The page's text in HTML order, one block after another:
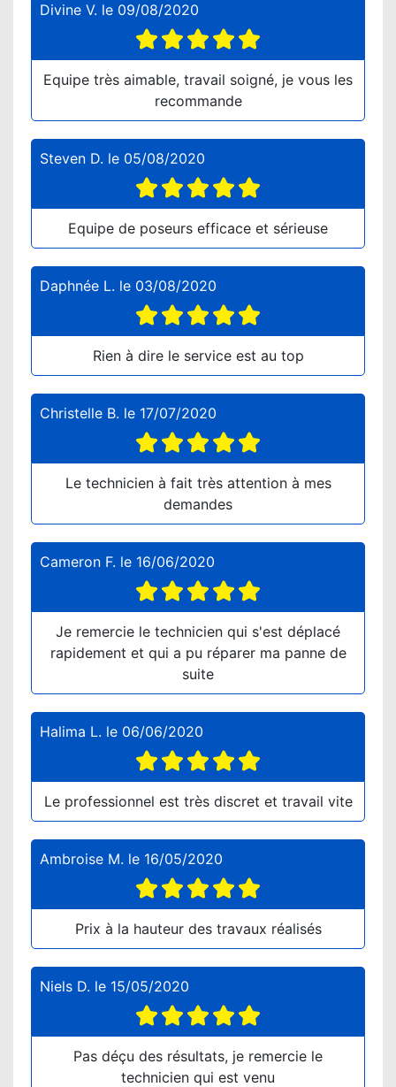
Divine V. le 09/08/2020
Equipe très aimable, travail soigné, je vous les
recommande
Steven D. le 05/08/2020
Equipe de poseurs efficace et sérieuse
Daphnée L. le 03/08/2020
Rien à dire le service est au top
Christelle B. le 17/07/2020
Le technicien à fait très attention à mes
demandes
Cameron F. le 16/06/2020
Je remercie le technicien qui s'est déplacé
rapidement et qui a pu réparer ma panne de
suite
Halima L. le 06/06/2020
Le professionnel est très discret et travail vite
Ambroise M. le 16/05/2020
Prix à la hauteur des travaux réalisés
Niels D. le 15/05/2020
Pas déçu des résultats, je remercie le
technicien qui est venu